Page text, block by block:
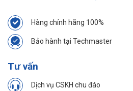
Hàng chính hãng 100%
Bảo hành tại Techmaster
Tư vấn
Dịch vụ CSKH chu đáo